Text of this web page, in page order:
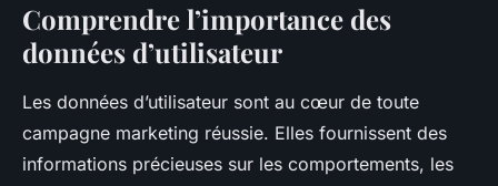
Comprendre l’importance des
données d’utilisateur
Les données d’utilisateur sont au cœur de toute
campagne marketing réussie. Elles fournissent des
informations précieuses sur les comportements, les